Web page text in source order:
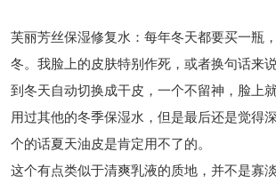
芙丽芳丝保湿修复水：每年冬天都要买一瓶
冬。我脸上的皮肤特别作死，或者换句话来
到冬天自动切换成干皮，一个不留神，脸上
用过其他的冬季保湿水，但是最后还是觉得
个的话夏天油皮是肯定用不了的。
这个有点类似于清爽乳液的质地，并不是寡